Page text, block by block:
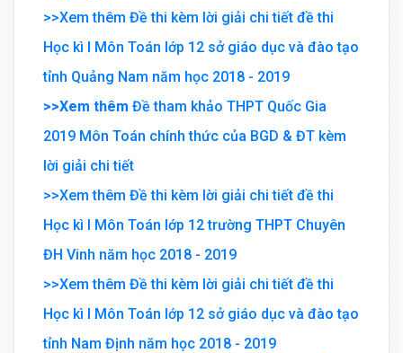
>>Xem thêm Đề thi kèm lời giải chi tiết đề thi
Học kì I Môn Toán lớp 12 sở giáo dục và đào tạo
tỉnh Quảng Nam năm học 2018 - 2019
>>Xem thêm Đề tham khảo THPT Quốc Gia
2019 Môn Toán chính thức của BGD & ĐT kèm
lời giải chi tiết
>>Xem thêm Đề thi kèm lời giải chi tiết đề thi
Học kì I Môn Toán lớp 12 trường THPT Chuyên
ĐH Vinh năm học 2018 - 2019
>>Xem thêm Đề thi kèm lời giải chi tiết đề thi
Học kì I Môn Toán lớp 12 sở giáo dục và đào tạo
tỉnh Nam Định năm học 2018 - 2019